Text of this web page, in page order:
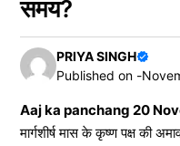
समय?
PRIYA SINGH
Published on -
Aaj ka panchang 20
मार्गशीर्ष मास के कृष्ण पक्ष की